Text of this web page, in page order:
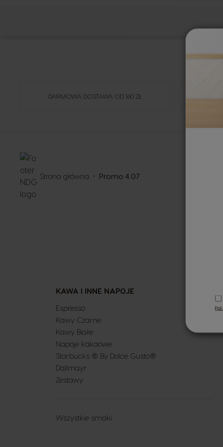
DARMOWA DOSTAWA OD 160 ZŁ
Strona główna Promo 4.07
KAWA I INNE NAPOJE
Espresso
Kawy Czarne
Kawy Białe
Napoje kakaowe
Starbucks ® By Dolce Gusto®
Dallmayr
Zestawy
Wszystkie smaki